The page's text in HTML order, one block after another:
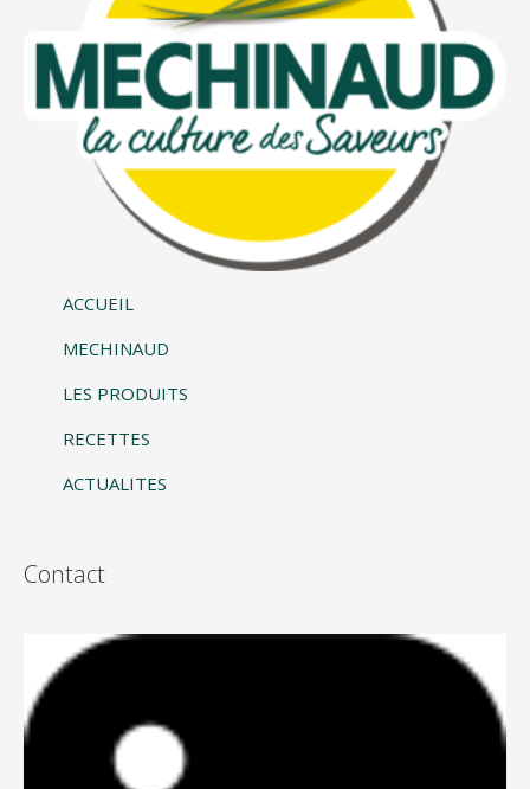
ACCUEIL
MECHINAUD
LES PRODUITS
RECETTES
ACTUALITES
Contact